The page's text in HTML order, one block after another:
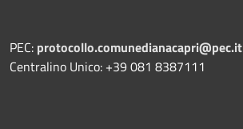
PEC: protocollo.comunedianacapri@pec.it
Centralino Unico: +39 081 8387111